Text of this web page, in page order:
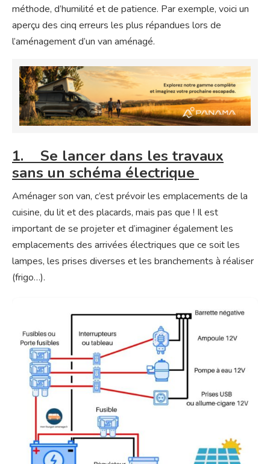
méthode, d’humilité et de patience. Par exemple, voici un
aperçu des cinq erreurs les plus répandues lors de
l’aménagement d’un van aménagé.
1. Se lancer dans les travaux
sans un schéma électrique
Aménager son van, c’est prévoir les emplacements de la
cuisine, du lit et des placards, mais pas que ! Il est
important de se projeter et d’imaginer également les
emplacements des arrivées électriques que ce soit les
lampes, les prises diverses et les branchements à réaliser
(frigo…).